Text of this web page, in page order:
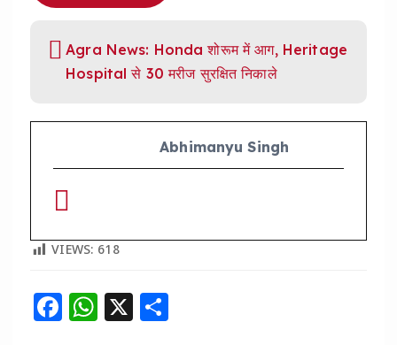
Agra News: Honda शोरूम में आग, Heritage
Hospital से 30 मरीज सुरक्षित निकाले
Abhimanyu Singh
VIEWS: 618
F
W X